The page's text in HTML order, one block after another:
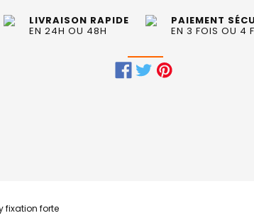
LIVRAISON RAPIDE
EN 24H OU 48H
PAIEMENT
EN 3 FOIS OU 4
fixation forte